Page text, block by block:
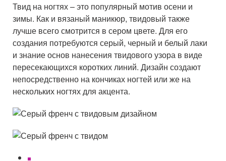
Твид на ногтях – это популярный мотив осени и
зимы. Как и вязаный маникюр, твидовый также
лучше всего смотрится в сером цвете. Для его
создания потребуются серый, черный и белый лаки
и знание основ нанесения твидового узора в виде
пересекающихся коротких линий. Дизайн создают
непосредственно на кончиках ногтей или же на
нескольких ногтях для акцента.